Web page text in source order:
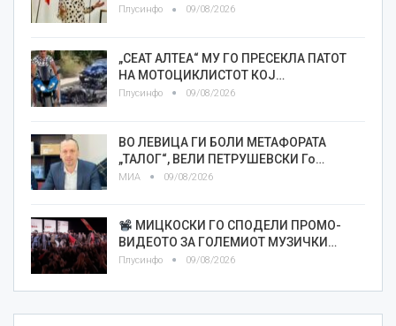
Плусинфо 09/08/2026
„СЕАТ АЛТЕА“ МУ ГО ПРЕСЕКЛА ПАТОТ
НА МОТОЦИКЛИСТОТ КОЈ…
Плусинфо 09/08/2026
ВО ЛЕВИЦА ГИ БОЛИ МЕТАФОРАТА
„ТАЛОГ“, ВЕЛИ ПЕТРУШЕВСКИ Го…
МИА 09/08/2026
МИЦКОСКИ ГО СПОДЕЛИ ПРОМО-
ВИДЕОТО ЗА ГОЛЕМИОТ МУЗИЧКИ…
Плусинфо 09/08/2026